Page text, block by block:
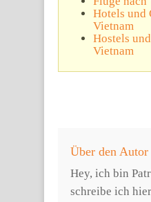
Hotels und
Vietnam
Hostels
Vietnam
Über den Autor
Hey, ich bin
schreibe ich